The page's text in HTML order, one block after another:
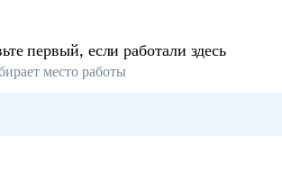
первый, если работали здесь
место работы